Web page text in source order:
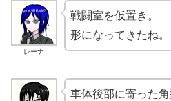
レーナ
戦闘室を仮置き。
形になってきたね。
車体後部に寄った